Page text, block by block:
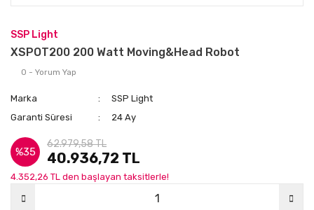
SSP Light
XSPOT200 200 Watt Moving&Head Robot
0 - Yorum Yap
Marka
SSP Light
Garanti Süresi
24 Ay
%35
62.979,58 TL
40.936,72 TL
4.352,26 TL den başlayan taksitlerle!